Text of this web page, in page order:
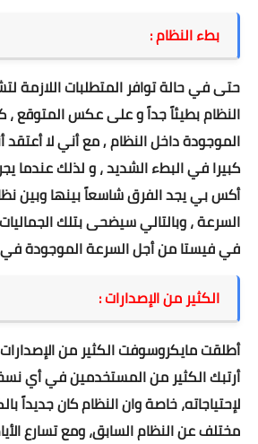
بطء النظام :
حتى في حالة توافر المتطلبات اللازمة
النظام بطيئاً جداً و على عكس المتوقع ،
الموجودة داخل النظام , مع أني لا أعتقد
كبيرا في البطء الشديد ، و لذلك عندما
أكس بي يجد الفرق شاسعاً بينها وبين
السرعة ، وبالتالي سيضحى بتلك
في فيستا من أجل السرعة الموجودة
الكثير من الإصدارات :
أطلقت مايكروسوفت الكثير من
أرتبك الكثير من المستخدمين في أي
لإحتياجاته، خاصة وان النظام كان جديداً
مختلف عن النظام السابق، ومع تسارع